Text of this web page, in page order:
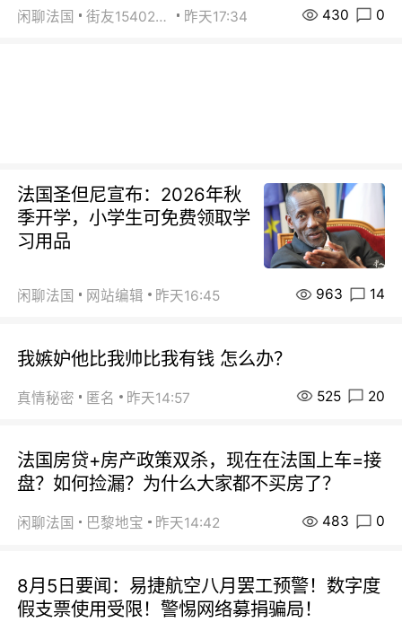
闲聊法国 街友15402223 昨天17:34 430 0
法国圣但尼宣布：2026年秋
季开学，小学生可免费领取学
习用品
闲聊法国 网站编辑 昨天16:45 963 14
我嫉妒他比我帅比我有钱 怎么办？
真情秘密 匿名 昨天14:57 525 20
法国房贷+房产政策双杀，现在在法国上车=接
盘？如何捡漏？为什么大家都不买房了？
闲聊法国 巴黎地宝 昨天14:42 483 0
8月5日要闻：易捷航空八月罢工预警！数字度
假支票使用受限！警惕网络募捐骗局！